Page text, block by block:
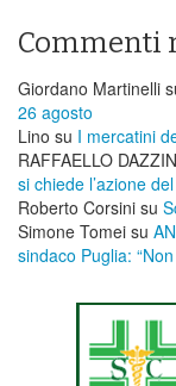
Commenti
Giordano Martinelli
26 agosto
Lino su I mercatini
RAFFAELLO
si chiede l’azione
Roberto Corsini su
Simone Tomei su
sindaco Puglia: